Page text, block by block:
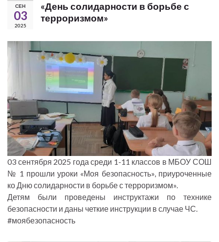
СЕН
03
2025
«День солидарности в борьбе с
терроризмом»
03 сентября 2025 года среди 1-11 классов в МБОУ СОШ
№ 1 прошли уроки «Моя безопасность», приуроченные
ко Дню солидарности в борьбе с терроризмом».
Детям были проведены инструктажи по технике
безопасности и даны четкие инструкции в случае ЧС.
#моябезопасность